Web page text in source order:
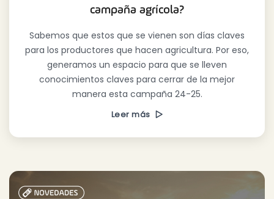
campaña agrícola?
Sabemos que estos que se vienen son días claves
para los productores que hacen agricultura. Por eso,
generamos un espacio para que se lleven
conocimientos claves para cerrar de la mejor
manera esta campaña 24-25.
Leer más